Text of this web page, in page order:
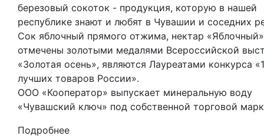
березовый сокоток - продукция, которую в нашей
республике знают и любят в Чувашии и соседних
Сок яблочный прямого отжима, нектар «Яблочный»
отмечены золотыми медалями Всероссийской
«Золотая осень», являются Лауреатами конкурса
лучших товаров России».
ООО «Кооператор» выпускает минеральную воду
«Чувашский ключ» под собственной торговой
Подробнее